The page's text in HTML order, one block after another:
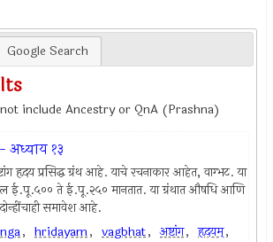
Google Search
include Ancestry or QnA (Prashna)
अध्याय १३
हृदय प्रसिद्ध ग्रंथ आहे. याचे रचनाकार आहेत, वाग्भट. या
ई.पू.५०० ते ई.पू.२५० मानतात. या ग्रंथात औषधि आणि
समावेश आहे.
, hridayam, vagbhat, अष्टांग, हृदयम्,